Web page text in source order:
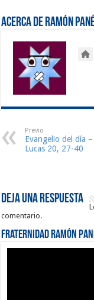
Acerca de Ramón
Previo
Evangelio del día
Lucas 20, 27-40
Deja una respuesta
comentario.
Fraternidad Ramón